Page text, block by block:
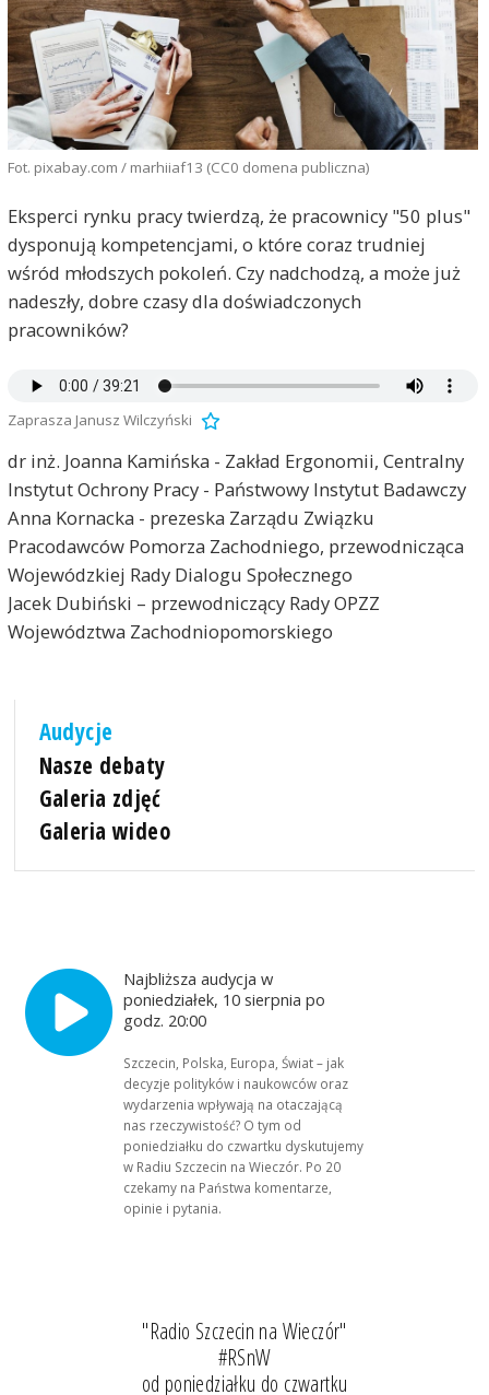
Fot. pixabay.com / marhiiaf13 (CC0 domena publiczna)
Eksperci rynku pracy twierdzą, że pracownicy "50 plus"
dysponują kompetencjami, o które coraz trudniej
wśród młodszych pokoleń. Czy nadchodzą, a może już
nadeszły, dobre czasy dla doświadczonych
pracowników?
Zaprasza Janusz Wilczyński
dr inż. Joanna Kamińska - Zakład Ergonomii, Centralny
Instytut Ochrony Pracy - Państwowy Instytut Badawczy
Anna Kornacka - prezeska Zarządu Związku
Pracodawców Pomorza Zachodniego, przewodnicząca
Wojewódzkiej Rady Dialogu Społecznego
Jacek Dubiński – przewodniczący Rady OPZZ
Województwa Zachodniopomorskiego
Audycje
Nasze debaty
Galeria zdjęć
Galeria wideo
Najbliższa audycja w
poniedziałek, 10 sierpnia po
godz. 20:00
Szczecin, Polska, Europa, Świat – jak
decyzje polityków i naukowców oraz
wydarzenia wpływają na otaczającą
nas rzeczywistość? O tym od
poniedziałku do czwartku dyskutujemy
w Radiu Szczecin na Wieczór. Po 20
czekamy na Państwa komentarze,
opinie i pytania.
"Radio Szczecin na Wieczór"
#RSnW
od poniedziałku do czwartku